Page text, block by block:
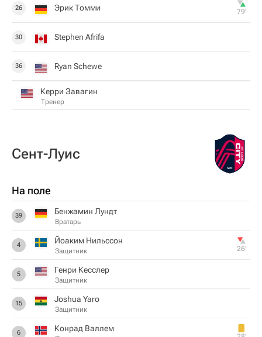
26 Эрик Томми 79‎’‎
30 Stephen Afrifa
36 Ryan Schewe
Керри Завагин
Тренер
Сент-Луис
На поле
39 Бенжамин Лундт
Вратарь
4 Йоаким Нильссон
Защитник 26‎’‎
5 Генри Кесслер
Защитник
15 Joshua Yaro
Защитник
6 Конрад Валлем